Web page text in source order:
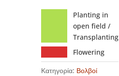
Planting in
open field /
Transplanting
Flowering
Κατηγορία: Βολβοί